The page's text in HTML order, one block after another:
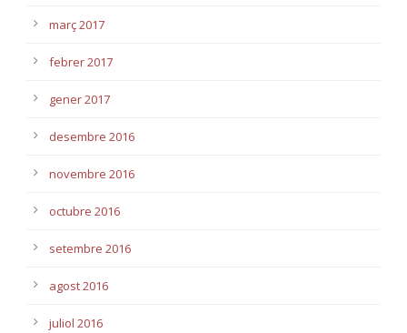
març 2017
febrer 2017
gener 2017
desembre 2016
novembre 2016
octubre 2016
setembre 2016
agost 2016
juliol 2016